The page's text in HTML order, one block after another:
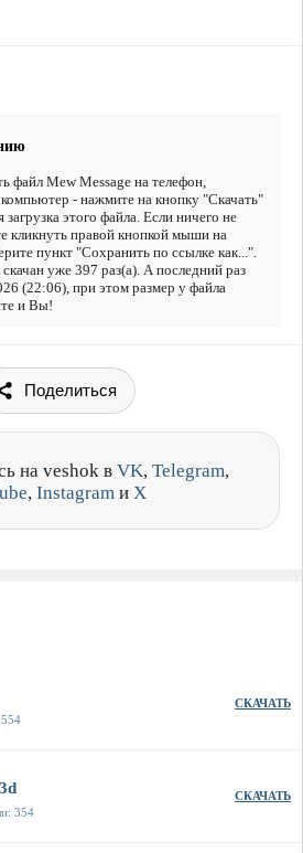
файл Mew Message на телефон,
- нажмите на кнопку "Скачать"
загрузка этого файла. Если ничего не
кликнуть правой кнопкой мыши на
пункт "Сохранить по ссылке как...".
уже 397 раз(а). А последний раз
(22:06), при этом размер у файла
и Вы!
Поделиться
на veshok в VK, Telegram,
, Instagram и X
554
СКАЧАТЬ
354
СКАЧАТЬ